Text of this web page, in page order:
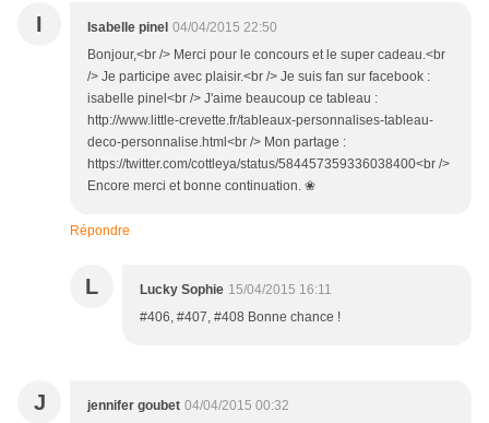
I Isabelle pinel 04/04/2015 22:50
Bonjour,<br /> Merci pour le concours et le super cadeau.<br
/> Je participe avec plaisir.<br /> Je suis fan sur facebook :
isabelle pinel<br /> J'aime beaucoup ce tableau :
http://www.little-crevette.fr/tableaux-personnalises-tableau-
deco-personnalise.html<br /> Mon partage :
https://twitter.com/cottleya/status/584457359336038400<br />
Encore merci et bonne continuation. ❀
Répondre
L Lucky Sophie 15/04/2015 16:11
#406, #407, #408 Bonne chance !
J jennifer goubet 04/04/2015 00:32